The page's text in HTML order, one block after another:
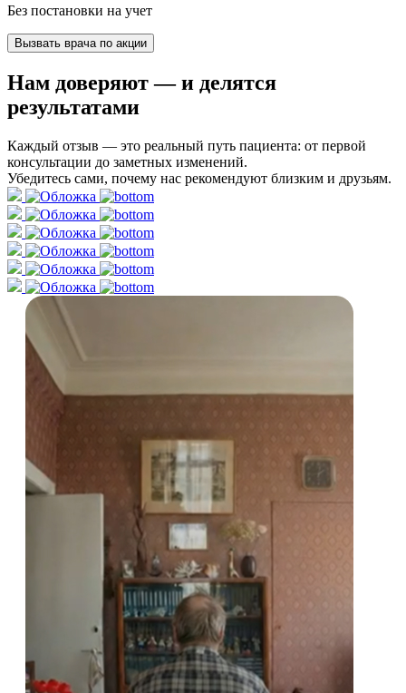
Без постановки на учет
Вызвать врача по акции
Нам доверяют— и делятся
результатами
Каждый отзыв — это реальный путь пациента: от первой
консультации до заметных изменений.
Убедитесь сами, почему нас рекомендуют близким и друзьям.